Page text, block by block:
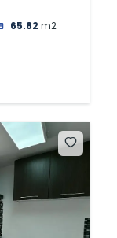
65.82 m2